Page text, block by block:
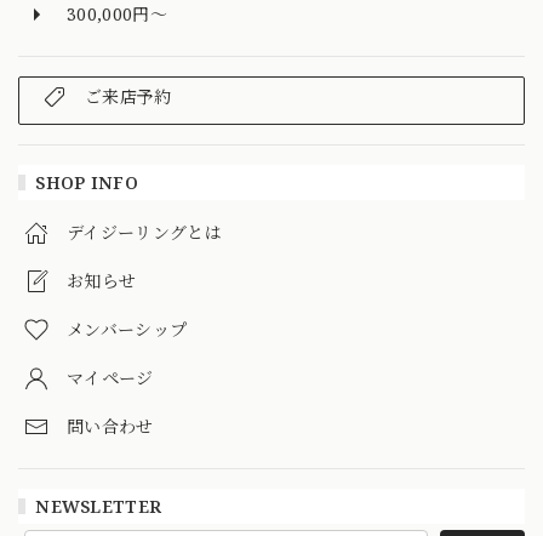
300,000円～
ご来店予約
SHOP INFO
デイジーリングとは
お知らせ
メンバーシップ
マイページ
問い合わせ
NEWSLETTER